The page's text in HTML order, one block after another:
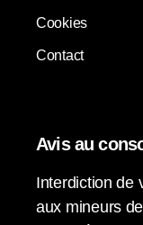
Cookies
Contact
Avis au
Interdiction de
aux mineurs